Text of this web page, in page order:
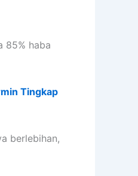
85% haba
Tingkap
berlebihan,